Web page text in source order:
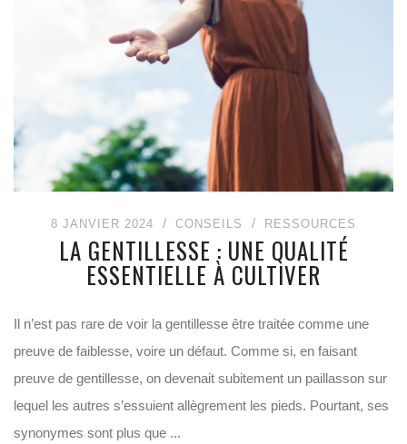
8 JANVIER 2024 CONSEILS RESSOURCES
LA GENTILLESSE : UNE QUALITÉ
ESSENTIELLE À CULTIVER
Il n’est pas rare de voir la gentillesse être traitée comme une
preuve de faiblesse, voire un défaut. Comme si, en faisant
preuve de gentillesse, on devenait subitement un paillasson sur
lequel les autres s’essuient allègrement les pieds. Pourtant, ses
synonymes sont plus que ...